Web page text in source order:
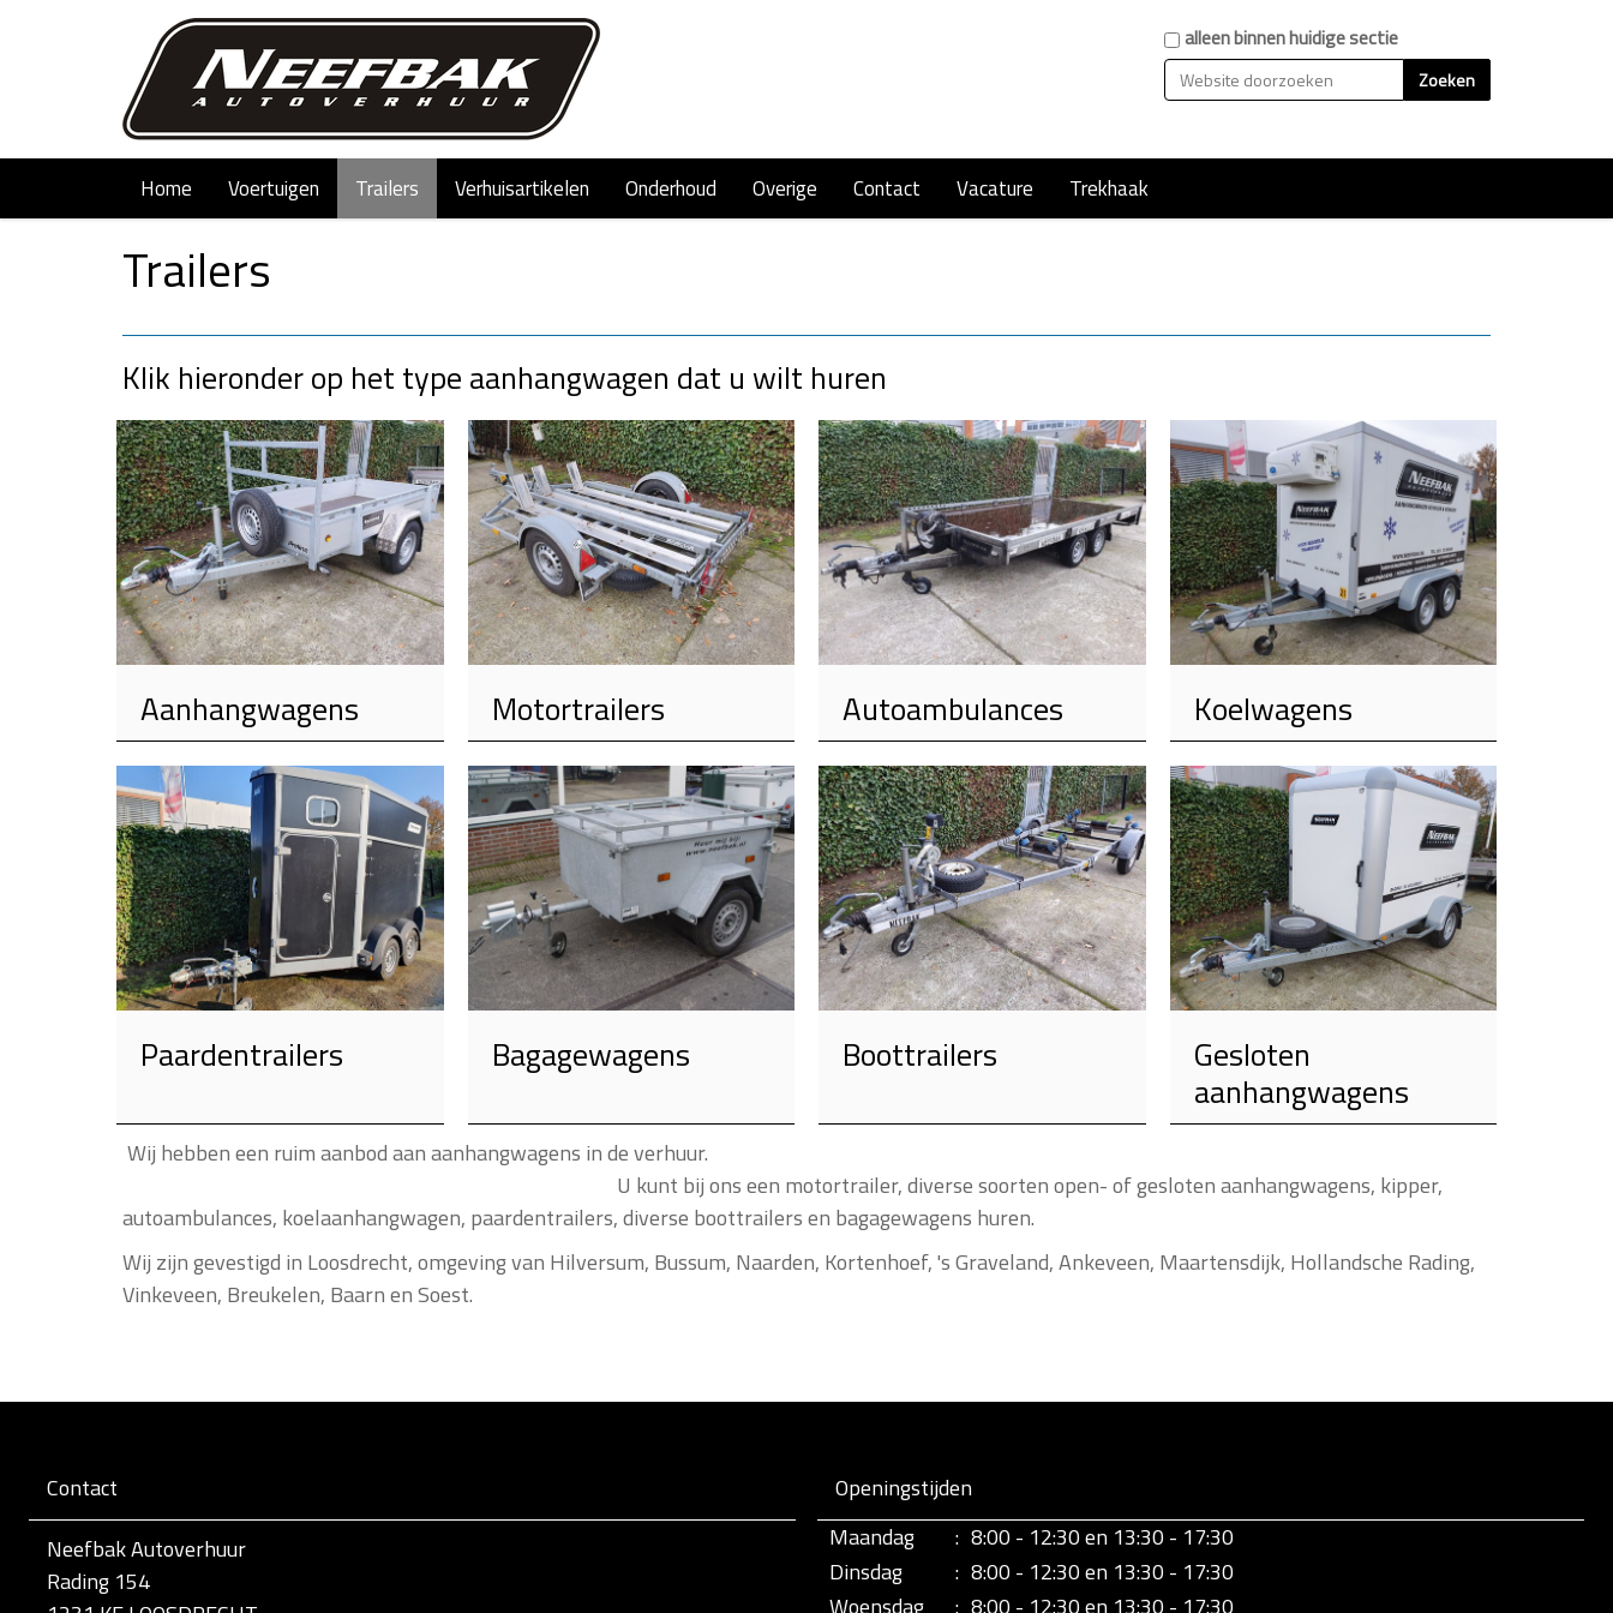
Zoekalleen binnen huidige sectie
Home Voertuigen Trailers Verhuisartikelen Onderhoud Overige Contact Vacature Trekhaak
Trailers
Klik hieronder op het type aanhangwagen dat u wilt huren
Aanhangwagens Motortrailers Autoambulances Koelwagens
Paardentrailers Bagagewagens Boottrailers Gesloten
aanhangwagens
Wij hebben een ruim aanbod aan aanhangwagens in de verhuur.
U kunt bij ons een motortrailer, diverse soorten open- of gesloten aanhangwagens, kipper,
autoambulances, koelaanhangwagen, paardentrailers, diverse boottrailers en bagagewagens huren.
Wij zijn gevestigd in Loosdrecht, omgeving van Hilversum, Bussum, Naarden, Kortenhoef, 's Graveland, Ankeveen, Maartensdijk, Hollandsche Rading,
Vinkeveen, Breukelen, Baarn en Soest.
Contact
Neefbak Autoverhuur
Rading 154
Openingstijden
Maandag
: 8:00 - 12:30 en 13:30 - 17:30
Dinsdag
: 8:00 - 12:30 en 13:30 - 17:30
Woensdag
: 8:00 - 12:30 en 13:30 - 17:30